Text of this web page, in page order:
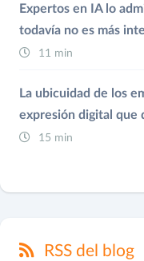
Expertos en IA lo
todavía no es más
11 min
La ubicuidad de los
expresión digital que
15 min
RSS del blog